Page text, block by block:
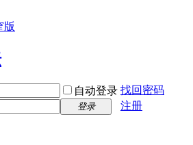
版
自动登录 找回密码
登录
注册